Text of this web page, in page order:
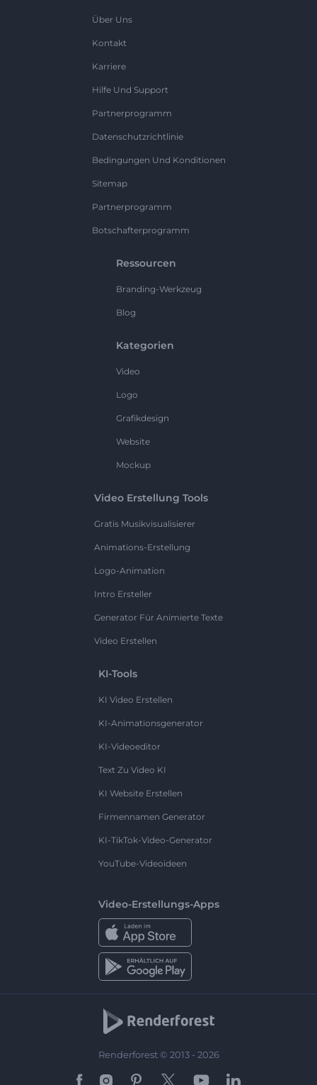
Über Uns
Kontakt
Karriere
Hilfe Und Support
Partnerprogramm
Datenschutzrichtlinie
Bedingungen Und Konditionen
Sitemap
Partnerprogramm
Botschafterprogramm
Ressourcen
Branding-Werkzeug
Blog
Kategorien
Video
Logo
Grafikdesign
Website
Mockup
Video Erstellung Tools
Gratis Musikvisualisierer
Animations-Erstellung
Logo-Animation
Intro Ersteller
Generator Für Animierte Texte
Video Erstellen
KI-Tools
KI Video Erstellen
KI-Animationsgenerator
KI-Videoeditor
Text Zu Video KI
KI Website Erstellen
Firmennamen Generator
KI-TikTok-Video-Generator
YouTube-Videoideen
Video-Erstellungs-Apps
Renderforest © 2013 - 2026